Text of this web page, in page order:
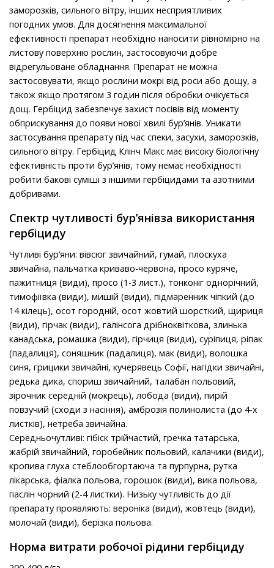
заморозків, сильного вітру, інших несприятливих
погодних умов. Для досягнення максимальної
ефективності препарат необхідно наносити рівномірно на
листову поверхню рослин, застосовуючи добре
відрегульоване обладнання. Препарат не можна
застосовувати, якщо рослини мокрі від роси або дощу, а
також якщо протягом 3 годин після обробки очікується
дощ. Гербіцид забезпечує захист посівів від моменту
обприскування до появи нової хвилі бур’янів. Уникати
застосування препарату під час спеки, засухи, заморозків,
сильного вітру. Гербіцид Клінч Макс має високу біологічну
ефективність проти бур’янів, тому немає необхідності
робити бакові суміші з іншими гербіцидами та азотними
добривами.
Спектр чутливості бур’янівза використання
гербіциду
Чутливі бур’яни: вівсюг звичайний, гумай, плоскуха
звичайна, пальчатка криваво-червона, просо куряче,
пажитниця (види), просо (1-3 лист.), тонконіг однорічний,
тимофіївка (види), мишій (види), підмаренник чіпкий (до
14 кілець), осот городній, осот жовтий шорсткий, щириця
(види), гірчак (види), галінсога дрібноквіткова, злинька
канадська, ромашка (види), гірчиця (види), суріпиця, ріпак
(падалиця), соняшник (падалиця), мак (види), волошка
синя, грицики звичайні, кучерявець Софії, нагідки звичайні,
редька дика, спориш звичайний, талабан польовий,
зірочник середній (мокрець), лобода (види), пирій
повзучий (сходи з насіння), амброзія полинолиста (до 4-х
листків), нетреба звичайна.
Середньочутливі: гібіск трійчастий, гречка татарська,
жабрій звичайний, горобейник польовий, калачики (види),
кропива глуха стеблообгортаюча та пурпурна, рутка
лікарська, фіалка польова, горошок (види), вика польова,
паслін чорний (2-4 листки). Низьку чутливість до дії
препарату проявляють: вероніка (види), жовтець (види),
молочай (види), берізка польова.
Норма витрати робочої рідини гербіциду